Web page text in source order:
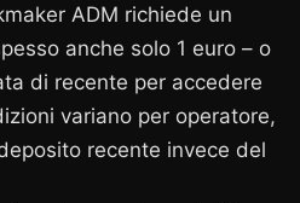
ADM richiede un
anche solo 1 euro – o
di recente per accedere
variano per operatore,
recente invece del